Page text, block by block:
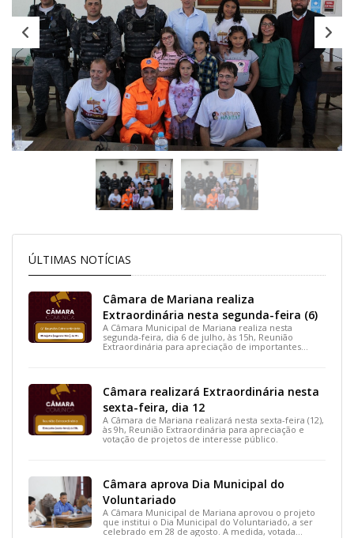
ÚLTIMAS NOTÍCIAS
Câmara de Mariana realiza
Extraordinária nesta segunda-feira (6)
A Câmara Municipal de Mariana realiza nesta
segunda-feira, dia 6 de julho, às 15h, Reunião
Extraordinária para apreciação de importantes
Câmara realizará Extraordinária nesta
sexta-feira, dia 12
A Câmara de Mariana realizará nesta sexta-feira (12),
às 9h, Reunião Extraordinária para apreciação e
votação de projetos de interesse público.
Câmara aprova Dia Municipal do
Voluntariado
A Câmara Municipal de Mariana aprovou o projeto
que institui o Dia Municipal do Voluntariado, a ser
celebrado em 28 de agosto. A medida, votada